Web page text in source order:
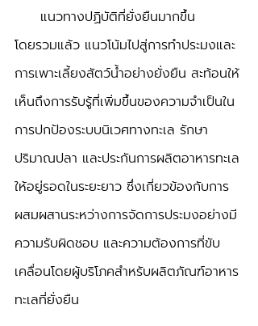
แนวทางปฏิบัติที่ยั่งยืนมากขึ้น
โดยรวมแล้ว แนวโน้มไปสู่การทำประมงและ
การเพาะเลี้ยงสัตว์น้ำอย่างยั่งยืน สะท้อนให้
เห็นถึงการรับรู้ที่เพิ่มขึ้นของความจำเป็นใน
การปกป้องระบบนิเวศทางทะเล รักษา
ปริมาณปลา และประกันการผลิตอาหารทะเล
ให้อยู่รอดในระยะยาว ซึ่งเกี่ยวข้องกับการ
ผสมผสานระหว่างการจัดการประมงอย่างมี
ความรับผิดชอบ และความต้องการที่ขับ
เคลื่อนโดยผู้บริโภคสำหรับผลิตภัณฑ์อาหาร
ทะเลที่ยั่งยืน